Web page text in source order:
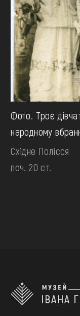
Фото. Троє
народному
Східне Полісся
поч. 20 ст.